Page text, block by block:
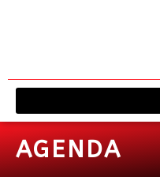
AGENDA